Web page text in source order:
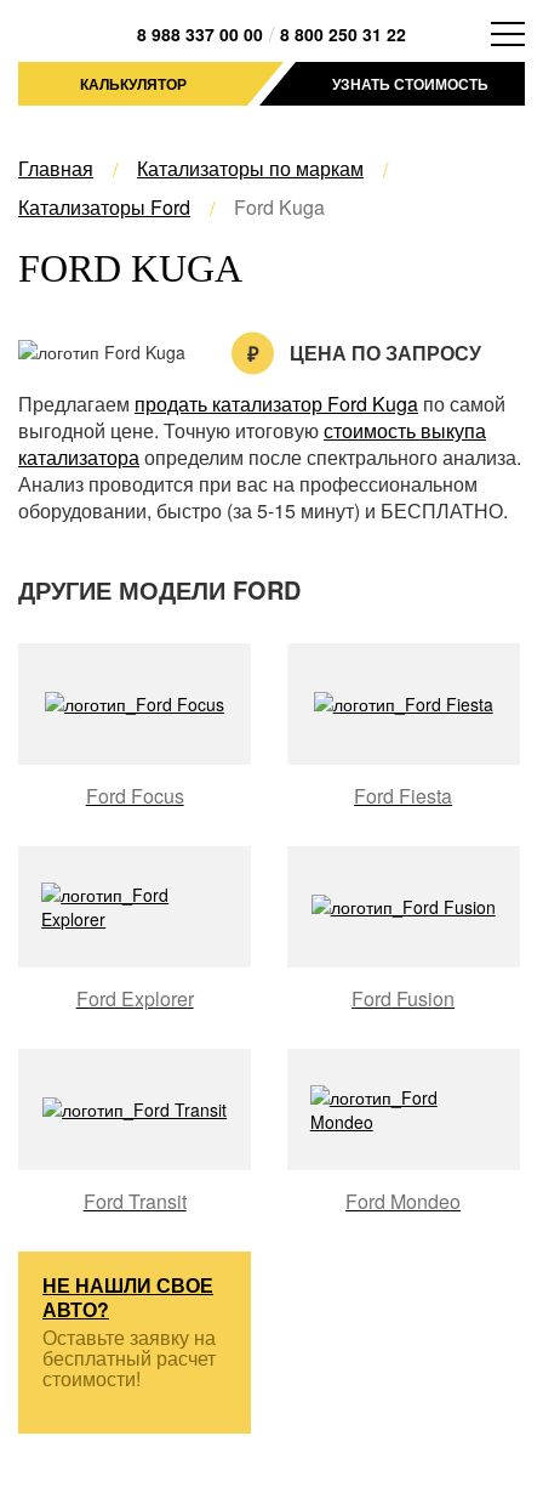
8 988 337 00 00 / 8 800 250 31 22
КАЛЬКУЛЯТОР УЗНАТЬ СТОИМОСТЬ
Главная
Катализаторы по маркам
Катализаторы Ford
Ford Kuga
FORD KUGA
ЦЕНА ПО ЗАПРОСУ
Предлагаем продать катализатор Ford Kuga по самой
выгодной цене. Точную итоговуюстоимость выкупа
катализатораопределим после спектрального анализа.
Анализ проводится при вас на профессиональном
оборудовании, быстро (за 5-15 минут) и БЕСПЛАТНО.
ДРУГИЕ МОДЕЛИ FORD
Ford Focus Ford Fiesta
Ford Explorer Ford Fusion
Ford Transit Ford Mondeo
НЕ НАШЛИ СВОЕ
АВТО?
Оставьте заявку на
бесплатный расчет
стоимости!